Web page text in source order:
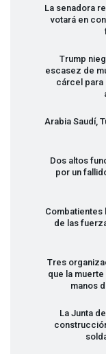
La senadora
votará en
Trump
escasez de
cárcel para
Arabia Saudí,
Dos altos
por un
Combatientes
de las
Tres
que la
manos
La Junta